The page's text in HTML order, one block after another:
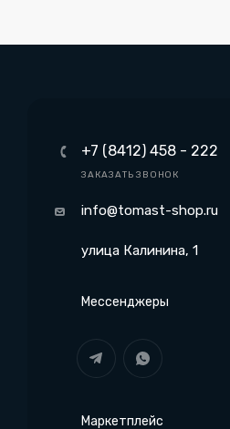
+7 (8412) 458 - 222
ЗАКАЗАТЬ ЗВОНОК
info@tomast-shop.ru
улица Калинина, 1
Мессенджеры
Маркетплейс